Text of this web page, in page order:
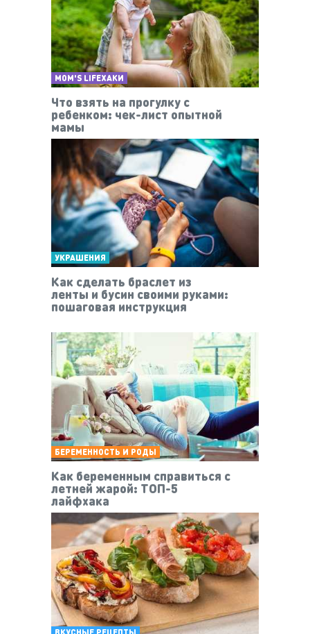
MOM'S LIFEХАКИ
Что взять на прогулку с
ребенком: чек-лист опытной
мамы
УКРАШЕНИЯ
Как сделать браслет из
ленты и бусин своими руками:
пошаговая инструкция
БЕРЕМЕННОСТЬ И РОДЫ
Как беременным справиться с
летней жарой: ТОП-5
лайфхака